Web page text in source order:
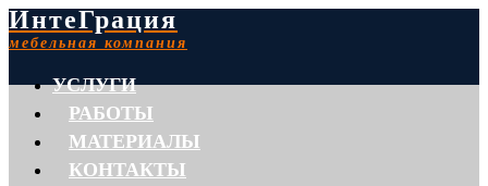
ИнтеГрация
мебельная компания
УСЛУГИ
РАБОТЫ
МАТЕРИАЛЫ
КОНТАКТЫ